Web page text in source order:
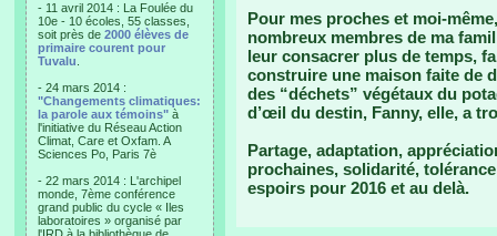
- 11 avril 2014 : La Foulée du
10e - 10 écoles, 55 classes,
soit près de 2000 élèves de
primaire courent pour
Tuvalu
- 24 mars 2014 :
"Changements climatiques:
la parole aux témoins" à
l'initiative du Réseau Action
Climat, Care et Oxfam. A
Sciences Po, Paris 7è
- 22 mars 2014 : L'archipel
monde, 7ème conférence
grand public du cycle « Iles
laboratoires » organisé par
Pour mes proches et moi-
nombreux membres de ma
leur consacrer plus de temps,
construire une maison faite de
des “déchets” végétaux du
d’œil du destin, Fanny, elle, a
Partage, adaptation,
prochaines, solidarité,
espoirs pour 2016 et au delà.